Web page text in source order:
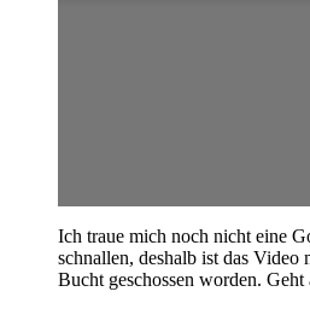
Ich traue mich noch nicht eine
schnallen, deshalb ist das Video
Bucht geschossen worden. Geht